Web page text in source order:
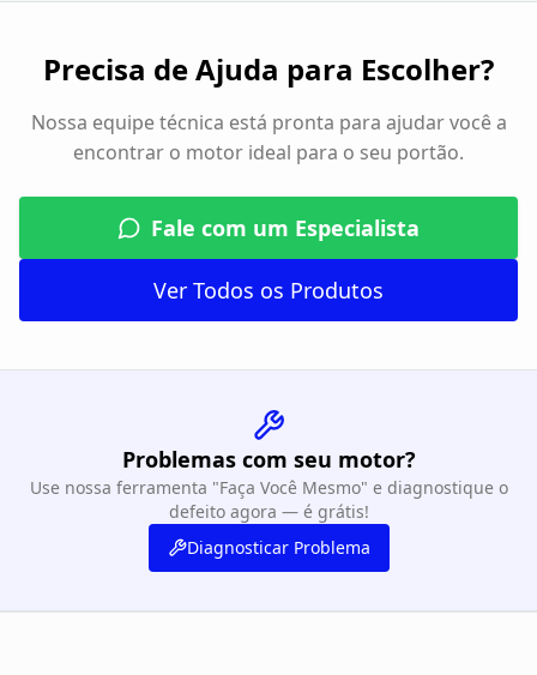
Precisa de Ajuda para Escolher?
Nossa equipe técnica está pronta para ajudar você a
encontrar o motor ideal para o seu portão.
Fale com um Especialista
Ver Todos os Produtos
Problemas com seu motor?
Use nossa ferramenta "Faça Você Mesmo" e diagnostique o
defeito agora — é grátis!
Diagnosticar Problema